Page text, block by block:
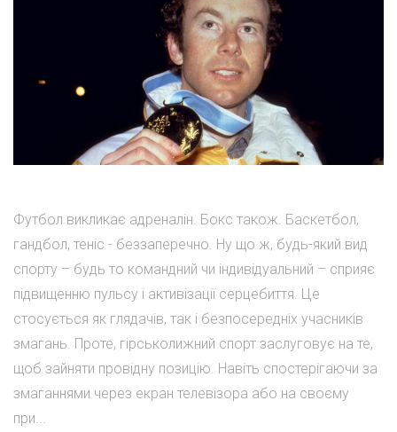
Футбол викликає адреналін. Бокс також. Баскетбол,
гандбол, теніс - беззаперечно. Ну що ж, будь-який вид
спорту – будь то командний чи індивідуальний – сприяє
підвищенню пульсу і активізації серцебиття. Це
стосується як глядачів, так і безпосередніх учасників
змагань. Проте, гірськолижний спорт заслуговує на те,
щоб зайняти провідну позицію. Навіть спостерігаючи за
змаганнями через екран телевізора або на своєму
при...